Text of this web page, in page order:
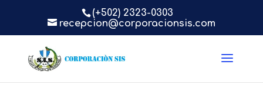
(+502) 2323-0303
recepcion@corporacionsis.com